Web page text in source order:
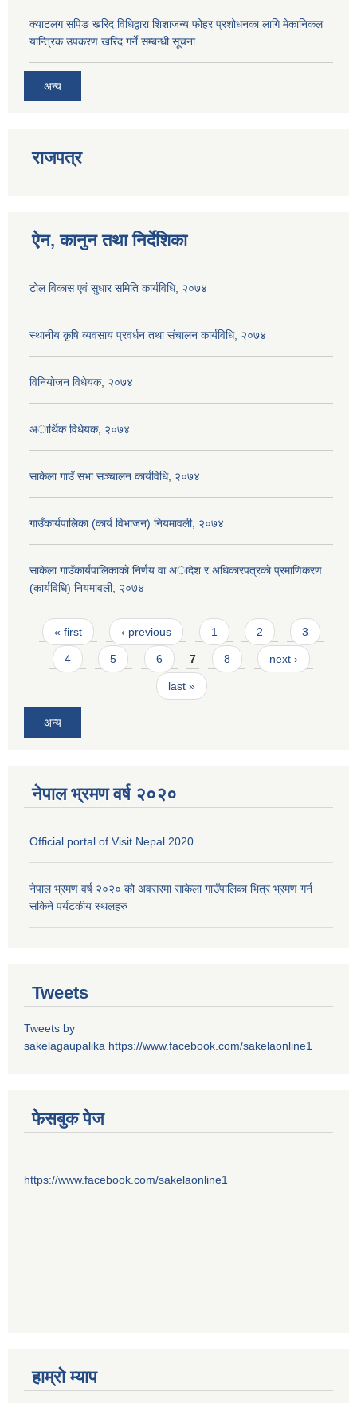
क्याटलग सपिङ खरिद विधिद्वारा शिशाजन्य फोहर प्रशोधनका लागि मेकानिकल
यान्त्रिक उपकरण खरिद गर्ने सम्बन्धी सूचना
अन्य
राजपत्र
ऐन, कानुन तथा निर्देशिका
टाेल विकास एवं सुधार समिति कार्यविधि, २०७४
स्थानीय कृषि व्यवसाय प्रवर्धन तथा संचालन कार्यविधि, २०७४
विनियाेजन विधेयक, २०७४
अार्थिक विधेयक, २०७४
साकेला गाउँ सभा सञ्चालन कार्यविधि, २०७४
गाउँकार्यपालिका (कार्य विभाजन) नियमावली, २०७४
साकेला गाउँकार्यपालिकाकाे निर्णय वा अादेश र अधिकारपत्रकाे प्रमाणिकरण
(कार्यविधि) नियमावली, २०७४
Pages
« first ‹ previous 1 2 3
4 5 6 7 8 next ›
last »
अन्य
नेपाल भ्रमण वर्ष २०२०
Official portal of Visit Nepal 2020
नेपाल भ्रमण वर्ष २०२० को अवसरमा साकेला गाउँपालिका भित्र भ्रमण गर्न
सकिने पर्यटकीय स्थलहरु
Tweets
Tweets by
sakelagaupalika https://www.facebook.com/sakelaonline1
फेसबुक पेज
https://www.facebook.com/sakelaonline1
हाम्राे म्याप